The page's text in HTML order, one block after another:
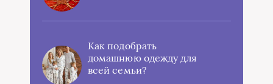
Как подобрать
домашнюю одежду для
всей семьи?